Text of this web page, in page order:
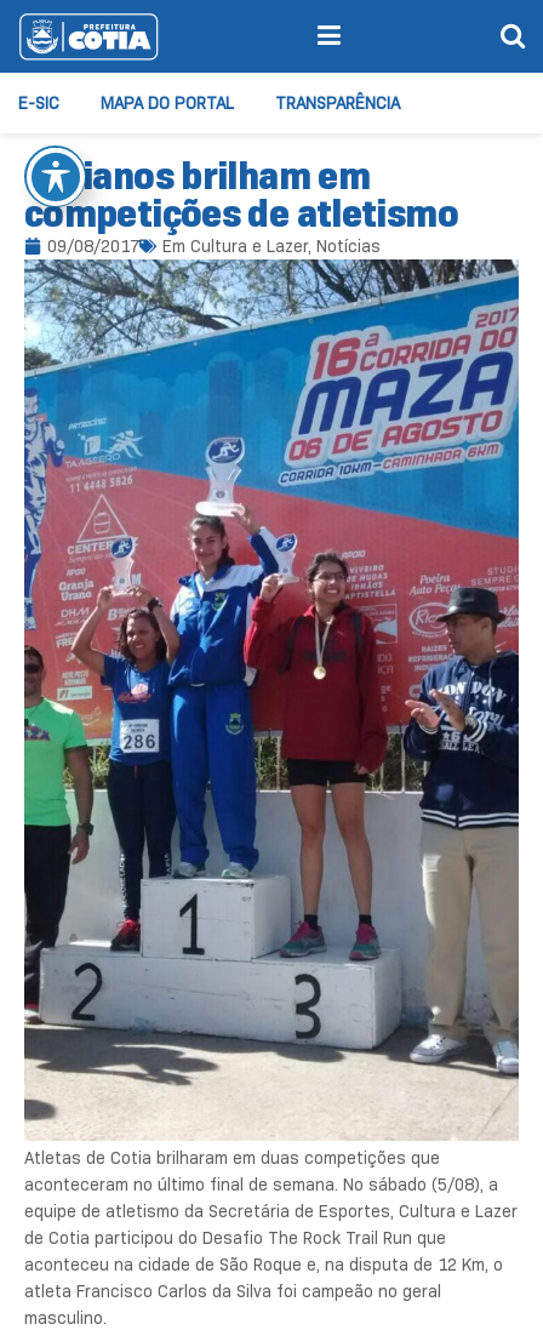
E-SIC MAPA DO PORTAL TRANSPARÊNCIA
Cotianos brilham em
competições de atletismo
09/08/2017 Em Cultura e Lazer, Notícias
Atletas de Cotia brilharam em duas competições que
aconteceram no último final de semana. No sábado (5/08), a
equipe de atletismo da Secretária de Esportes, Cultura e Lazer
de Cotia participou do Desafio The Rock Trail Run que
aconteceu na cidade de São Roque e, na disputa de 12 Km, o
atleta Francisco Carlos da Silva foi campeão no geral
masculino.